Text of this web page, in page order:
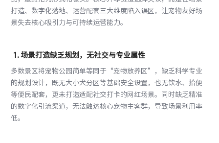
打造、数字化落地、运营配套三大维度陷入误区，让宠物友好场
景失去核心吸引力与可持续运营能力。
1. 场景打造缺乏规划，无社交与专业属性
多数景区将宠物公园简单等同于“宠物放养区”，缺乏科学专业
的规划设计，既无大小犬分区等基础安全设置，也无饮水、拾便
等便民配套，更未打造适配社交打卡的网红场景。同时缺乏精准
的数字化引流渠道，无法触达核心宠物主客群，导致场景利用率
低。